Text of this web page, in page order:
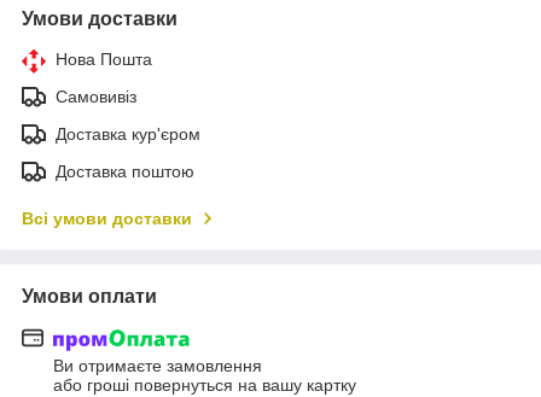
Умови доставки
Нова Пошта
Самовивіз
Доставка кур'єром
Доставка поштою
Всі умови доставки
Умови оплати
Ви отримаєте замовлення
або гроші повернуться на вашу картку